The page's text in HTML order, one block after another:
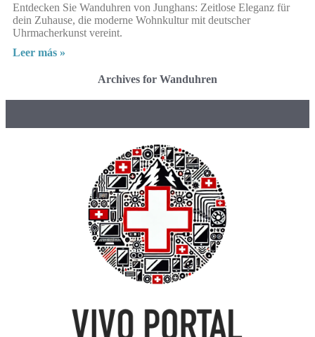
Entdecken Sie Wanduhren von Junghans: Zeitlose Eleganz für
dein Zuhause, die moderne Wohnkultur mit deutscher
Uhrmacherkunst vereint.
Leer más »
Archives for Wanduhren